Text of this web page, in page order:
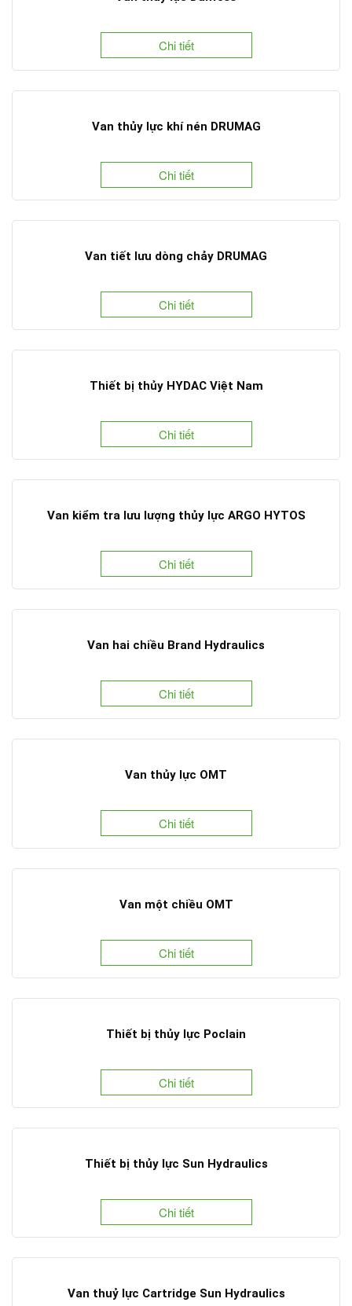
Chi tiết
Van thủy lực khí nén DRUMAG
Chi tiết
Van tiết lưu dòng chảy DRUMAG
Chi tiết
Thiết bị thủy HYDAC Việt Nam
Chi tiết
Van kiểm tra lưu lượng thủy lực ARGO HYTOS
Chi tiết
Van hai chiều Brand Hydraulics
Chi tiết
Van thủy lực OMT
Chi tiết
Van một chiều OMT
Chi tiết
Thiết bị thủy lực Poclain
Chi tiết
Thiết bị thủy lực Sun Hydraulics
Chi tiết
Van thuỷ lực Cartridge Sun Hydraulics